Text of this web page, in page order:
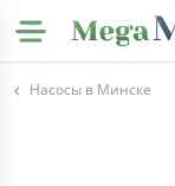
Насосы в Минске